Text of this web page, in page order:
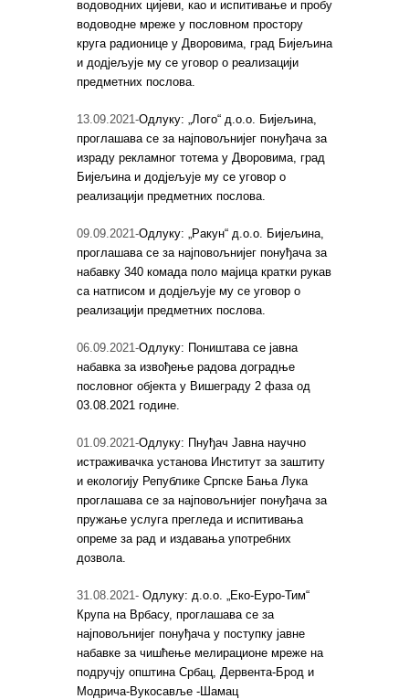
водоводних цијеви, као и испитивање и пробу
водоводне мреже у пословном простору
круга радионице у Дворовима, град Бијељина
и додјељује му се уговор о реализацији
предметних послова.
13.09.2021-Одлуку: „Лого“ д.о.о. Бијељина,
проглашава се за најповољнијег понуђача за
израду рекламног тотема у Дворовима, град
Бијељина и додјељује му се уговор о
реализацији предметних послова.
09.09.2021-Одлуку: „Ракун“ д.о.о. Бијељина,
проглашава се за најповољнијег понуђача за
набавку 340 комада поло мајица кратки рукав
са натписом и додјељује му се уговор о
реализацији предметних послова.
06.09.2021-Одлуку: Поништава се јавна
набавка за извођење радова доградње
пословног објекта у Вишеграду 2 фаза од
03.08.2021 године.
01.09.2021-Одлуку: Пнуђач Јавна научно
истраживачка установа Институт за заштиту
и екологију Републике Српске Бања Лука
проглашава се за најповољнијег понуђача за
пружање услуга прегледа и испитивања
опреме за рад и издавања употребних
дозвола.
31.08.2021- Одлуку: д.о.о. „Еко-Еуро-Тим“
Крупа на Врбасу, проглашава се за
најповољнијег понуђача у поступку јавне
набавке за чишћење мелирационе мреже на
подручју општина Србац, Дервента-Брод и
Модрича-Вукосавље -Шамац